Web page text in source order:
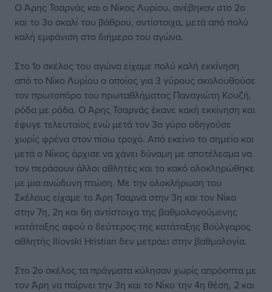
Ο Άρης Τσαρνάς και ο Νίκος Λυρίου, ανέβηκαν στο 2ο
και το 3ο σκαλί του βάθρου, αντίστοιχα, μετά από πολύ
καλή εμφάνιση στο διήμερο του αγώνα.
Στο 1ο σκέλος του αγώνα είχαμε πολύ καλή εκκίνηση
από το Νίκο Λυρίου ο οποίος για 3 γύρους ακολουθούσε
τον πρωτοπόρο του πρωταθλήματος Παναγιώτη Κουζή,
ρόδα με ρόδα. Ο Άρης Τσαρνάς έκανε κακή εκκίνηση και
έφυγε τελευταίος ενώ μετά τον 3ο γύρο οδηγούσε
χωρίς φρένα στον πίσω τροχό. Από εκείνο το σημείο και
μετά ο Νίκος άρχισε να χάνει δύναμη με αποτέλεσμα να
τον περάσουν άλλοι αθλητές και το κακό ολοκληρώθηκε
με μια ανώδυνη πτώση. Με την ολοκλήρωση του
Σκέλους είχαμε το Άρη Τσαρνά στην 3η και τον Νίκο
στην 7η, 2η και 6η αντίστοιχα της βαθμολογούμενης
κατάταξης αφού ο δεύτερος της κατάταξης Βούλγαρος
αθλητής Iliovski Hristian δεν μετράει στην βαθμολογία.
Στο 2ο σκέλος τα πράγματα κύλησαν χωρίς απρόοπτα με
τον Άρη να παίρνει την 3η και το Νίκο την 4η θέση, 2 και